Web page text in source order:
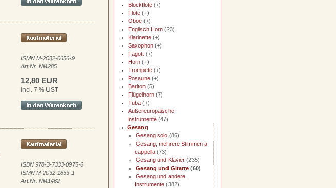
Blockflöte (+)
Flöte (+)
Oboe (+)
Englisch Horn (23)
Klarinette (+)
Saxophon (+)
Fagott (+)
Horn (+)
Trompete (+)
Posaune (+)
Bariton (5)
Flügelhorn (7)
Tuba (+)
Außereuropäische
Instrumente (47)
Gesang
Gesang solo (86)
Gesang, mehrere Stimmen a
cappella (73)
Gesang und Klavier (235)
Gesang und Gitarre (60)
Gesang und andere
Instrumente (382)
ISMN M-2032-0656-9
Art.Nr. NM285
12,80 EUR
incl. 7 % UST
ISBN 978-3-7333-0975-6
ISMN M-2032-1853-1
Art.Nr. NM1462